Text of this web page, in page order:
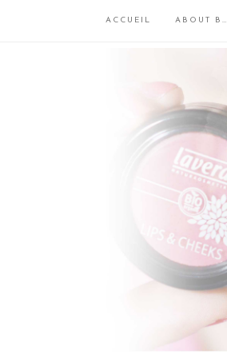
ACCUEIL ABOUT B…